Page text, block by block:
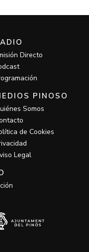
Directo
PINOSO
Somos
de Cookies
Legal